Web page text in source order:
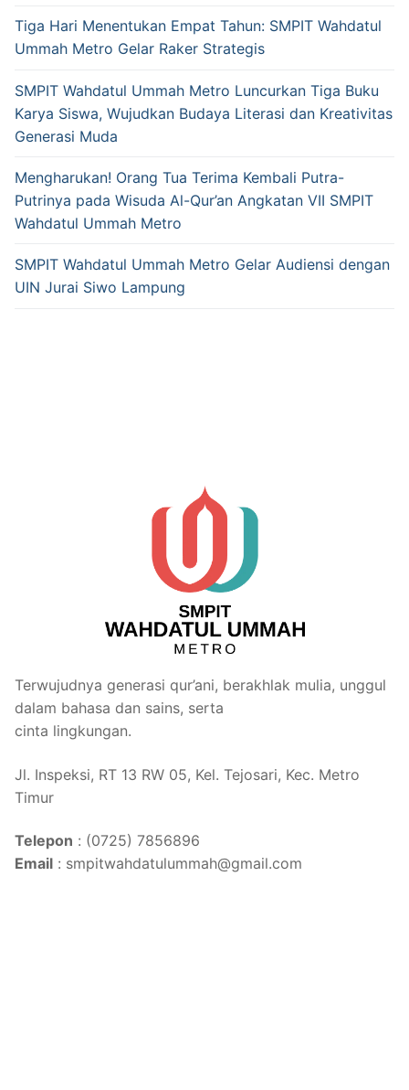
Tiga Hari Menentukan Empat Tahun: SMPIT Wahdatul
Ummah Metro Gelar Raker Strategis
SMPIT Wahdatul Ummah Metro Luncurkan Tiga Buku
Karya Siswa, Wujudkan Budaya Literasi dan Kreativitas
Generasi Muda
Mengharukan! Orang Tua Terima Kembali Putra-
Putrinya pada Wisuda Al-Qur’an Angkatan VII SMPIT
Wahdatul Ummah Metro
SMPIT Wahdatul Ummah Metro Gelar Audiensi dengan
UIN Jurai Siwo Lampung
Terwujudnya generasi qur’ani, berakhlak mulia, unggul
dalam bahasa dan sains, serta
cinta lingkungan.
Jl. Inspeksi, RT 13 RW 05, Kel. Tejosari, Kec. Metro
Timur
Telepon : (0725) 7856896
Email : smpitwahdatulummah@gmail.com